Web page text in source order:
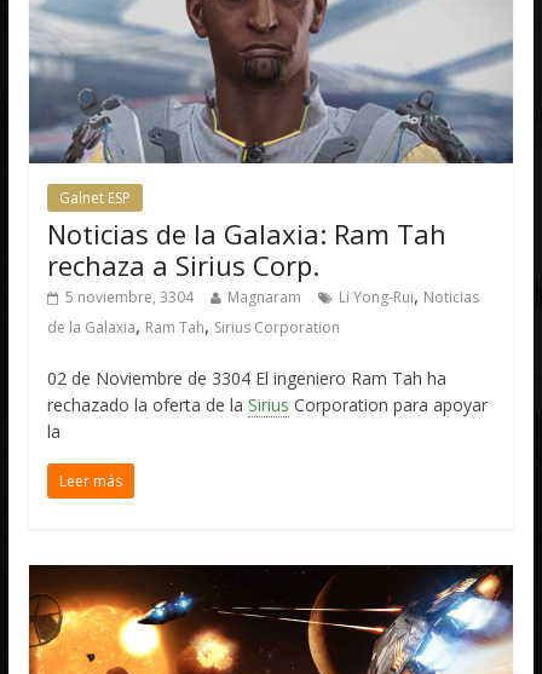
Galnet ESP
Noticias de la Galaxia: Ram Tah
rechaza a Sirius Corp.
5 noviembre, 3304 Magnaram Li Yong-Rui, Noticias
de la Galaxia, Ram Tah, Sirius Corporation
02 de Noviembre de 3304 El ingeniero Ram Tah ha
rechazado la oferta de laSirius Corporation para apoyar
la
Leer más